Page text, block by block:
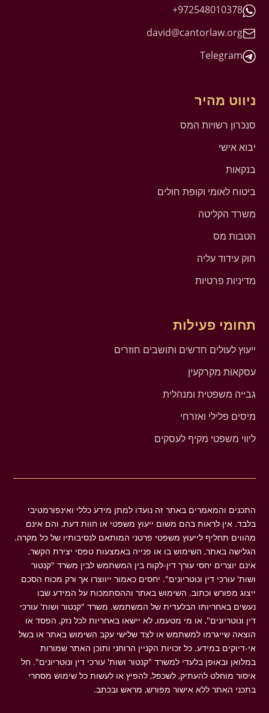
+972548010378
david@cantorlaw.org
Telegram
ניווט מהיר
סנכרון רשויות המס
יבוא אישי
בנקאות
ביטוח לאומי וקופת חולים
משרד הקליטה
הטבות מס
חוק עידוד עליה
מדיניות פרטיות
תחומי פעילות
ייעוץ לעולים חדשים ותושבים חוזרים
עסקאות מקרקעין
גבייה משפטית ומנהלית
מיסים פלילי ואזרחי
ליווי משפטי מקיף לעסקים
התכנים והמאמרים באתר זה נועדו למתן מידע כללי ואינפורמטיבי
בלבד. אין לראות בהם משום ייעוץ משפטי או חוות דעת, והם אינם
מהווים תחליף לייעוץ משפטי פרטני המותאם לנסיבותיו של כל מקרה.
הגלישה באתר, השימוש בו או פנייה באמצעות טפסי יצירת הקשר,
אינם יוצרים יחסי עורך דין-לקוח בין המשתמש לבין משרד "קנטור
ושות' עורכי דין ונוטריונים". יחסים כאמור ייווצרו אך ורק מכוח הסכם
ייצוג מפורש וכתוב. השימוש באתר וההסתמכות על המידע שבו
נעשים באחריותו הבלעדית של המשתמש. משרד "קנטור ושות' עורכי
דין ונוטריונים", או מי מטעמו, לא יישאו באחריות לכל נזק, הפסד או
הוצאה שייגרמו למשתמש או לצד שלישי עקב השימוש באתר או בשל
אי-דיוקים במידע. כל זכויות הקניין הרוחני ותוכן האתר שמורות
במלואן ובאופן בלעדי למשרד "קנטור ושות' עורכי דין ונוטריונים". חל
איסור מוחלט להעתיק, לשכפל, להפיץ או לעשות כל שימוש מסחרי
בתכני האתר ללא אישור מפורש, מראש ובכתב.